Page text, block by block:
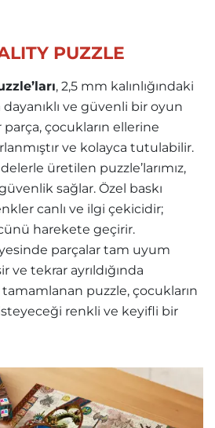
PUZZLE
, 2,5 mm kalınlığındaki
dayanıklı ve güvenli bir oyun
çocukların ellerine
ve kolayca tutulabilir.
üretilen puzzle’larımız,
sağlar. Özel baskı
canlı ve ilgi çekicidir;
harekete geçirir.
parçalar tam uyum
ve tekrar ayrıldığında
puzzle, çocukların
renkli ve keyifli bir